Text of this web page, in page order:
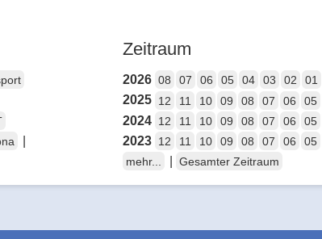
Zeitraum
2026 08 07 06 05 04 03 02 01
2025 12 11 10 09 08 07 06 05
2024 12 11 10 09 08 07 06 05
2023 12 11 10 09 08 07 06 05
mehr...
Gesamter Zeitraum